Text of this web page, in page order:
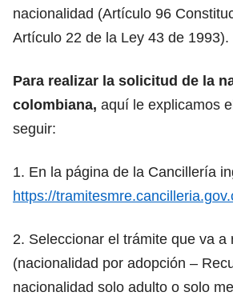
nacionalidad (Artículo 96
Artículo 22 de la Ley 43 de 1993).
Para realizar la solicitud de la
colombiana, aquí le explicamos
seguir:
1. En la página de la Cancillería
https://
2. Seleccionar el trámite que va a
(nacionalidad por adopción –
nacionalidad solo adulto o solo